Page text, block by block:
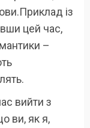
із
цей час,
–
вийти з
ви, як я,